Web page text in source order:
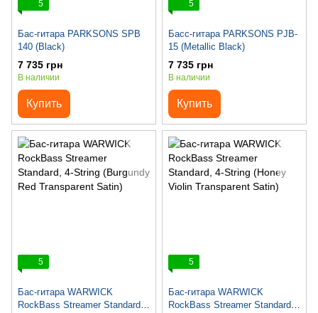
5
Бас-гитара PARKSONS SPB
140 (Black)
7 735 грн
В наличии
Купить
5
Басс-гитара PARKSONS PJB-
15 (Metallic Black)
7 735 грн
В наличии
Купить
5
Бас-гитара WARWICK
RockBass Streamer Standard,
5
Бас-гитара WARWICK
RockBass Streamer Standard,